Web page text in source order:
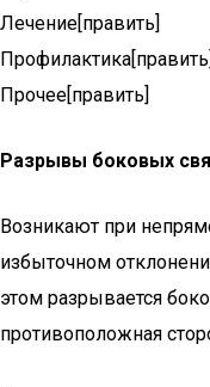
Лечение[править]
Профилактика[править]
Прочее[править]
Разрывы боковых
Возникают при
избыточном
этом разрывается
противоположная